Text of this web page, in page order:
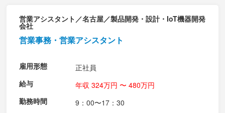
営業アシスタント／名古屋／製品開発・設計・IoT機器開発
会社
営業事務・営業アシスタント
雇用形態
正社員
給与
年収 324万円 〜 480万円
勤務時間
9：00〜17：30